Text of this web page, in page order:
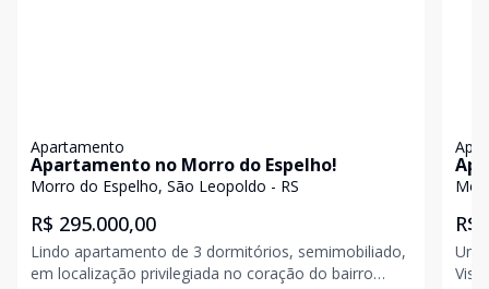
Apartamento
Apartamento no Morro do Espelho!
Morro do Espelho, São Leopoldo - RS
R$ 295.000,00
Lindo apartamento de 3 dormitórios, semimobiliado,
em localização privilegiada no coração do bairro
R$
Um